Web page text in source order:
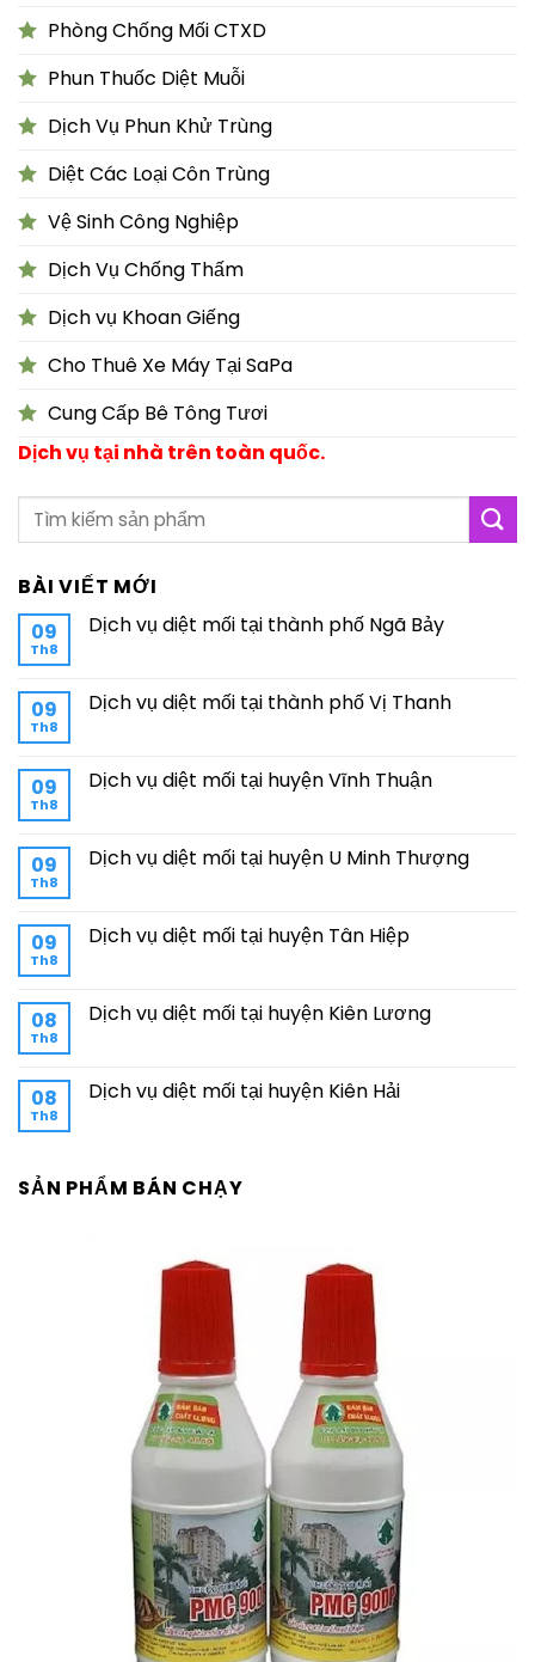
Phòng Chống Mối CTXD
Phun Thuốc Diệt Muỗi
Dịch Vụ Phun Khử Trùng
Diệt Các Loại Côn Trùng
Vệ Sinh Công Nghiệp
Dịch Vụ Chống Thấm
Dịch vụ Khoan Giếng
Cho Thuê Xe Máy Tại SaPa
Cung Cấp Bê Tông Tươi
Dịch vụ tại nhà trên toàn quốc.
BÀI VIẾT MỚI
09
Th8
Dịch vụ diệt mối tại thành phố Ngã Bảy
09
Th8
Dịch vụ diệt mối tại thành phố Vị Thanh
09
Th8
Dịch vụ diệt mối tại huyện Vĩnh Thuận
09
Th8
Dịch vụ diệt mối tại huyện U Minh Thượng
09
Th8
Dịch vụ diệt mối tại huyện Tân Hiệp
08
Th8
Dịch vụ diệt mối tại huyện Kiên Lương
08
Th8
Dịch vụ diệt mối tại huyện Kiên Hải
SẢN PHẨM BÁN CHẠY